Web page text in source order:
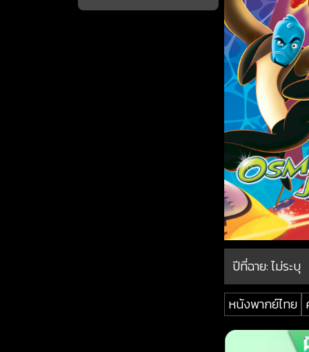
ปีที่ฉาย:ไม่ระบุ
หนังพากย์ไทย